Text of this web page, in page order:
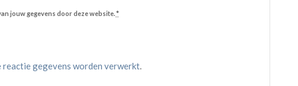
jouw gegevens door deze website.*
reactie gegevens worden verwerkt.